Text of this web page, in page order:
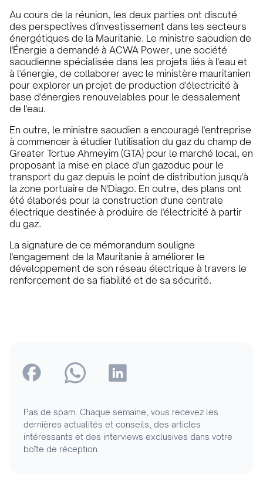
Au cours de la réunion, les deux parties ont discuté
des perspectives d'investissement dans les secteurs
énergétiques de la Mauritanie. Le ministre saoudien de
l'Énergie a demandé à ACWA Power, une société
saoudienne spécialisée dans les projets liés à l'eau et
à l'énergie, de collaborer avec le ministère mauritanien
pour explorer un projet de production d'électricité à
base d'énergies renouvelables pour le dessalement
de l'eau.
En outre, le ministre saoudien a encouragé l'entreprise
à commencer à étudier l'utilisation du gaz du champ de
Greater Tortue Ahmeyim (GTA) pour le marché local, en
proposant la mise en place d'un gazoduc pour le
transport du gaz depuis le point de distribution jusqu'à
la zone portuaire de N'Diago. En outre, des plans ont
été élaborés pour la construction d'une centrale
électrique destinée à produire de l'électricité à partir
du gaz.
La signature de ce mémorandum souligne
l'engagement de la Mauritanie à améliorer le
développement de son réseau électrique à travers le
renforcement de sa fiabilité et de sa sécurité.
Pas de spam. Chaque semaine, vous recevez les
dernières actualités et conseils, des articles
intéressants et des interviews exclusives dans votre
boîte de réception.